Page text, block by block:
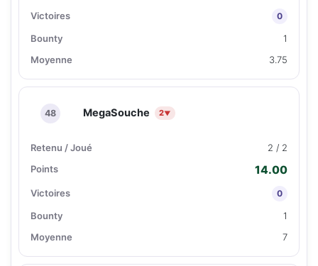
0
1
3.75
48 MegaSouche 2▼
2 / 2
14.00
0
1
7